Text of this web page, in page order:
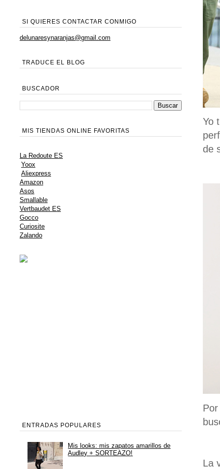
Yo
de
La
SI QUIERES CONTACTAR CONMIGO
delunaresynaranjas@gmail.com
TRADUCE EL BLOG
BUSCADOR
MIS TIENDAS ONLINE FAVORITAS
La Redoute ES
Yoox
Aliexpress
Amazon
Asos
Smallable
Vertbaudet ES
Gocco
Curiosite
Zalando
ENTRADAS POPULARES
Mis looks: mis zapatos amarillos de
Audley + SORTEAZO!